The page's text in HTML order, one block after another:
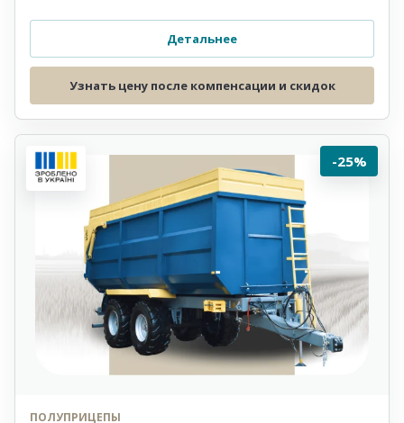
Детальнее
Узнать цену после компенсации и скидок
-25%
ПОЛУПРИЦЕПЫ